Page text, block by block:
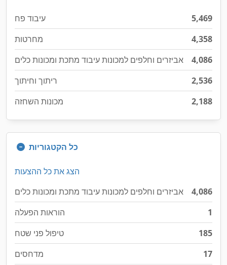
עיבוד פח
5,469
מחרטות
4,358
אביזרים וחלפים למכונות עיבוד מתכת ומכונות כלים
4,086
ריתוך וחיתוך
2,536
מכונות השחזה
2,188
כל הקטגוריות
הצג את כל ההצעות
אביזרים וחלפים למכונות עיבוד מתכת ומכונות כלים
4,086
הוראות הפעלה
1
טיפול פני שטח
185
מדחסים
17